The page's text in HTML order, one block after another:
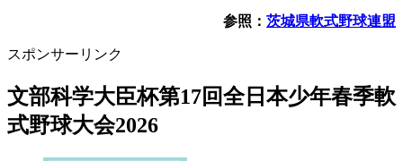
参照： 茨城県軟式野球連盟
スポンサーリンク
文部科学大臣杯第17回全日本少年春季軟
式野球大会2026